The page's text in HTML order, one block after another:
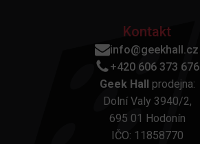
Kontakt
info@geekhall.cz
+420 606 373 676
Geek Hall prodejna:
Dolní Valy 3940/2,
695 01 Hodonín
IČO: 11858770